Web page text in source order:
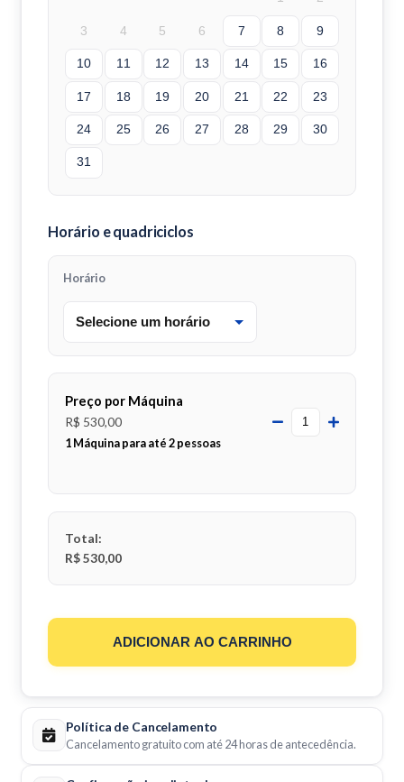
3 4 5 6 7 8 9
10 11 12 13 14 15 16
17 18 19 20 21 22 23
24 25 26 27 28 29 30
31
Horário e quadriciclos
Horário
Preço por Máquina
R$ 530,00
1 Máquina para até 2 pessoas
Total:
R$ 530,00
ADICIONAR AO CARRINHO
Política de Cancelamento
Cancelamento gratuito com até 24 horas de antecedência.